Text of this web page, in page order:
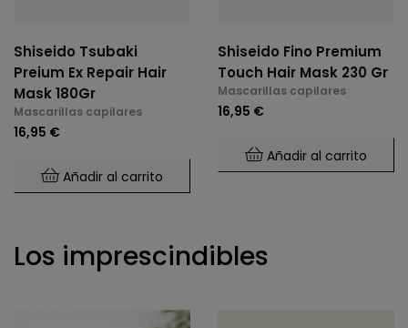
Shiseido Tsubaki
Preium Ex Repair Hair
Mask 180Gr
Mascarillas capilares
16,95 €
Añadir al carrito
Shiseido Fino Premium
Touch Hair Mask 230 Gr
Mascarillas capilares
16,95 €
Añadir al carrito
Los imprescindibles